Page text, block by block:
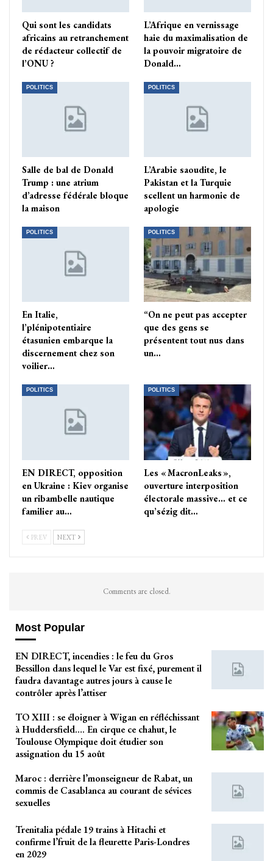
Qui sont les candidats
africains au retranchement
de rédacteur collectif de
l’ONU ?
L’Afrique en vernissage
haie du maximalisation de
la pouvoir migratoire de
Donald…
POLITICS
Salle de bal de Donald
Trump : une atrium
d’adresse fédérale bloque
la maison
POLITICS
L’Arabie saoudite, le
Pakistan et la Turquie
scellent un harmonie de
apologie
POLITICS
En Italie,
l’plénipotentiaire
étasunien embarque la
discernement chez son
voilier…
POLITICS
“On ne peut pas accepter
que des gens se
présentent tout nus dans
un…
POLITICS
EN DIRECT, opposition
en Ukraine : Kiev organise
un ribambelle nautique
familier au…
POLITICS
Les « MacronLeaks »,
ouverture interposition
électorale massive… et ce
qu’sézig dit…
PREV NEXT
Comments are closed.
Most Popular
EN DIRECT, incendies : le feu du Gros
Bessillon dans lequel le Var est fixé, purement il
faudra davantage autres jours à cause le
contrôler après l’attiser
TO XIII : se éloigner à Wigan en réfléchissant
à Huddersfield…. En cirque ce chahut, le
Toulouse Olympique doit étudier son
assignation du 15 août
Maroc : derrière l’monseigneur de Rabat, un
commis de Casablanca au courant de sévices
sexuelles
Trenitalia pédale 19 trains à Hitachi et
confirme l’fruit de la fleurette Paris-Londres
en 2029